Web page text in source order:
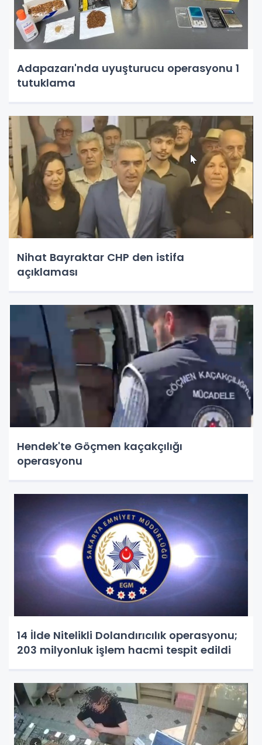
Adapazarı'nda uyuşturucu operasyonu 1
tutuklama
Nihat Bayraktar CHP den istifa
açıklaması
Hendek'te Göçmen kaçakçılığı
operasyonu
14 İlde Nitelikli Dolandırıcılık operasyonu;
203 milyonluk işlem hacmi tespit edildi